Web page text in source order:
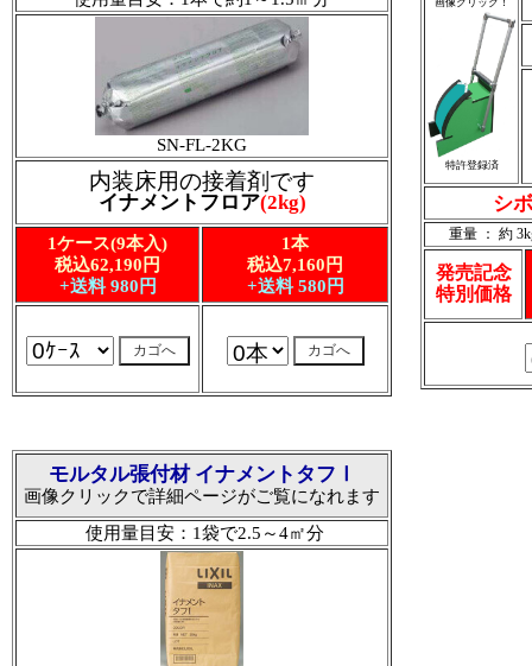
SN-FL-2KG
内装床用の接着剤です
イナメントフロア(2kg)
1ケース(9本入)
税込62,190円
+送料 980円
1本
税込7,160円
+送料 580円
画像クリック！
特許登録済
シ
重量 ： 約
発売記念
特別価格
モルタル張付材 イナメントタフⅠ
画像クリックで詳細ページがご覧になれます
使用量目安：1袋で2.5～4㎡分